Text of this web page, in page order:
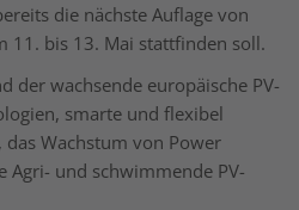
die nächste Auflage von
11. bis 13. Mai stattfinden soll.
der wachsende europäische PV-
smarte und flexibel
Wachstum von Power
Agri- und schwimmende PV-